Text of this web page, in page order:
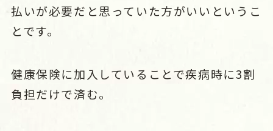
払いが必要だと思っていた方がいいというこ
とです。
健康保険に加入していることで疾病時に3割
負担だけで済む。